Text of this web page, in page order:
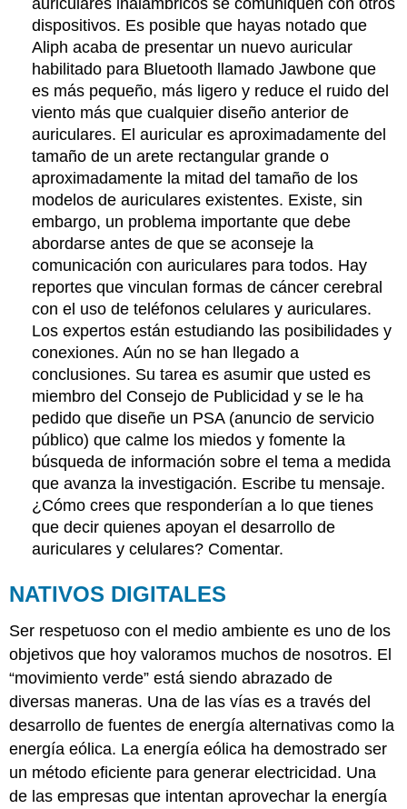
dispositivos. Es posible que hayas notado que
Aliph acaba de presentar un nuevo auricular
habilitado para Bluetooth llamado Jawbone que
es más pequeño, más ligero y reduce el ruido del
viento más que cualquier diseño anterior de
auriculares. El auricular es aproximadamente del
tamaño de un arete rectangular grande o
aproximadamente la mitad del tamaño de los
modelos de auriculares existentes. Existe, sin
embargo, un problema importante que debe
abordarse antes de que se aconseje la
comunicación con auriculares para todos. Hay
reportes que vinculan formas de cáncer cerebral
con el uso de teléfonos celulares y auriculares.
Los expertos están estudiando las posibilidades y
conexiones. Aún no se han llegado a
conclusiones. Su tarea es asumir que usted es
miembro del Consejo de Publicidad y se le ha
pedido que diseñe un PSA (anuncio de servicio
público) que calme los miedos y fomente la
búsqueda de información sobre el tema a medida
que avanza la investigación. Escribe tu mensaje.
¿Cómo crees que responderían a lo que tienes
que decir quienes apoyan el desarrollo de
auriculares y celulares? Comentar.
NATIVOS DIGITALES
Ser respetuoso con el medio ambiente es uno de los
objetivos que hoy valoramos muchos de nosotros. El
“movimiento verde” está siendo abrazado de
diversas maneras. Una de las vías es a través del
desarrollo de fuentes de energía alternativas como la
energía eólica. La energía eólica ha demostrado ser
un método eficiente para generar electricidad. Una
de las empresas que intentan aprovechar la energía